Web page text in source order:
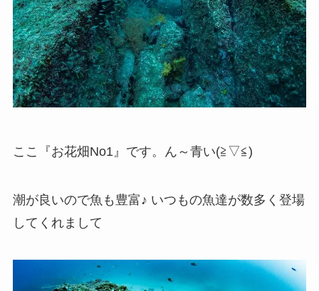
ここ『お花畑No1』です。ん～青い(≧▽≦)
潮が良いので魚も豊富♪ いつもの魚達が数多く登場
してくれまして